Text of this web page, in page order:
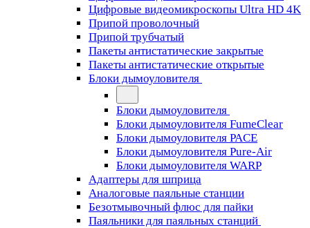
Цифровые видеомикроскопы Ultra HD 4K
Припой проволочный
Припой трубчатый
Пакеты антистатические закрытые
Пакеты антистатические открытые
Блоки дымоуловителя
Блоки дымоуловителя
Блоки дымоуловителя FumeClear
Блоки дымоуловителя PACE
Блоки дымоуловителя Pure-Air
Блоки дымоуловителя WARP
Адаптеры для шприца
Аналоговые паяльные станции
Безотмывочный флюс для пайки
Паяльники для паяльных станций